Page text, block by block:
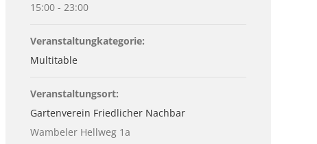
15:00 - 23:00
Veranstaltungkategorie:
Multitable
Veranstaltungsort:
Gartenverein Friedlicher Nachbar
Wambeler Hellweg 1a